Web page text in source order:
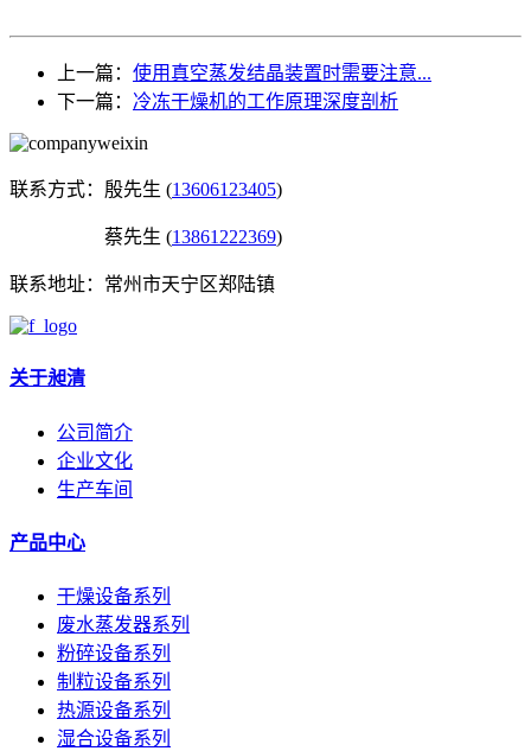
上一篇： 使用真空蒸发结晶装置时需要注意...
下一篇： 冷冻干燥机的工作原理深度剖析
联系方式： 殷先生 (13606123405)
蔡先生 (13861222369)
联系地址： 常州市天宁区郑陆镇
关于昶清
公司简介
企业文化
生产车间
产品中心
干燥设备系列
废水蒸发器系列
粉碎设备系列
制粒设备系列
热源设备系列
湿合设备系列